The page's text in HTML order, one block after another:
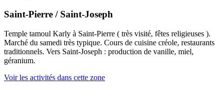
Saint-Pierre / Saint-Joseph
Temple tamoul Karly à Saint-Pierre ( très visité, fêtes religieuses ).
Marché du samedi très typique. Cours de cuisine créole, restaurants
traditionnels. Vers Saint-Joseph : production de vanille, miel,
géranium.
Voir les activités dans cette zone